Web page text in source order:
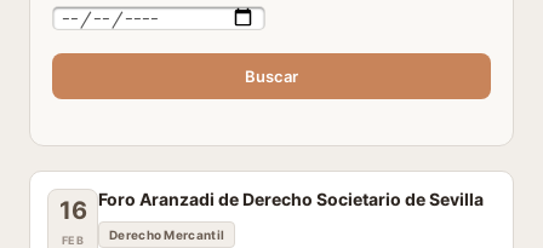
Buscar
16
FEB
Foro Aranzadi de Derecho Societario de Sevilla
Derecho Mercantil